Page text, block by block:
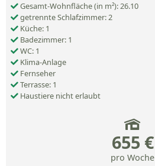
Gesamt-Wohnfläche (in m²): 26.10
getrennte Schlafzimmer: 2
Küche: 1
Badezimmer: 1
WC: 1
Klima-Anlage
Fernseher
Terrasse: 1
Haustiere nicht erlaubt
655 €
pro Woche